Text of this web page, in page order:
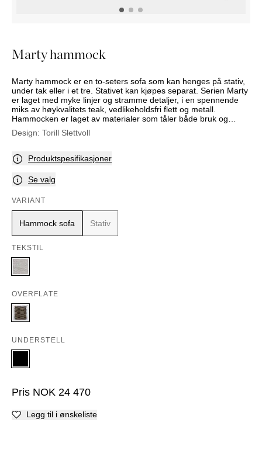
BORDDEKNING
Marty hammock
Marty hammock er en to-seters sofa som kan henges på stativ,
under tak eller i et tre. Stativet kan kjøpes separat. Serien Marty
er laget med myke linjer og stramme detaljer, i en spennende
miks av høykvalitets teak, vedlikeholdsfri flett og metall.
Hammocken er laget av materialer som tåler både bruk og
påkjenningen som nordiske somre kan by på. Putetrekkene er
smussavvisende og kan vaskes skånsomt i maskin ved behov.
Design: Torill Slettvoll
Produktspesifikasjoner
Se valg
VARIANT
Hammock sofa Stativ
TEKSTIL
OVERFLATE
UNDERSTELL
Pris NOK 24 470
Legg til i ønskeliste